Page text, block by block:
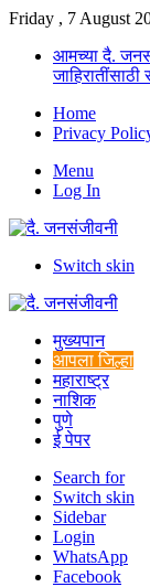
Friday , 7 August
आमच्या दै.
Home
Privacy
Menu
Log In
Switch skin
मुख्यपान
आपला जिल्हा
महाराष्ट्र
नाशिक
पुणे
ई पेपर
Search for
Switch skin
Sidebar
Login
WhatsApp
Facebook